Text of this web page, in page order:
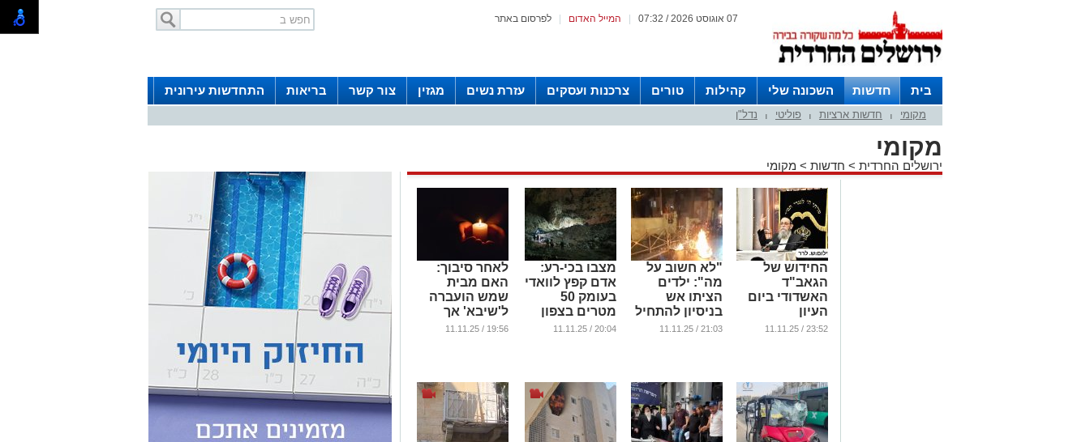
לפרסום באתר המייל האדום 07 אוגוסט 2026 / 07:32
בית חדשות השכונה שלי קהילות טורים צרכנות ועסקים עזרת נשים מגזין צור קשר בריאות
התחדשות עירונית
חצרות
מקומי חדשות ארציות פוליטי נדל"ן
מקומי
ירושלים החרדית > חדשות > מקומי
החידוש של
הגאב"ד
האשדודי ביום
העיון
הירושלמי:
23:52 / 11.11.25
"לא חשוב על
מה": ילדים
הציתו אש
בניסיון להתחיל
'הפגנה' סמוך
21:03 / 11.11.25
מצבו בכי-רע:
אדם קפץ לוואדי
בעומק 50
מטרים בצפון
ירושלים
20:04 / 11.11.25
לאחר סיבוך:
האם מבית
שמש הועברה
ל'שיבא' אך
נפטרה בעת
19:56 / 11.11.25